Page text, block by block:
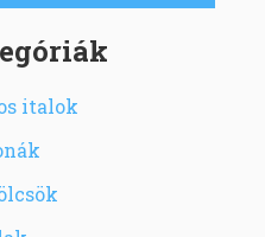
italok